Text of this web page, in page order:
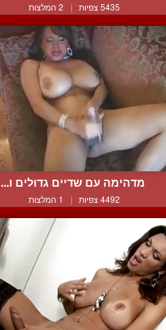
5435 צפיות | 2 המלצות
מדהימה עם שדיים גדולים ו...
4492 צפיות | 1 המלצות